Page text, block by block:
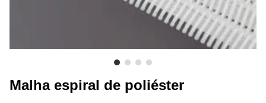
Malha espiral de poliéster